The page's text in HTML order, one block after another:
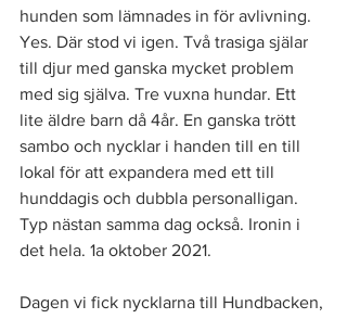
hunden som lämnades in för avlivning.
Yes. Där stod vi igen. Två trasiga själar
till djur med ganska mycket problem
med sig själva. Tre vuxna hundar. Ett
lite äldre barn då 4år. En ganska trött
sambo och nycklar i handen till en till
lokal för att expandera med ett till
hunddagis och dubbla personalligan.
Typ nästan samma dag också. Ironin i
det hela. 1a oktober 2021.
Dagen vi fick nycklarna till Hundbacken,